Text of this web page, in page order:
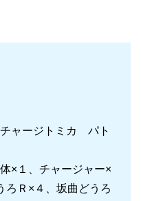
ャージトミカ パト
×１、チャージャー×
ろＲ×４、坂曲どうろ